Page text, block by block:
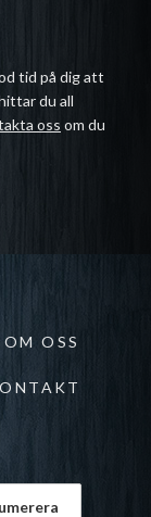
tid på dig att
du all
oss om du
OSS